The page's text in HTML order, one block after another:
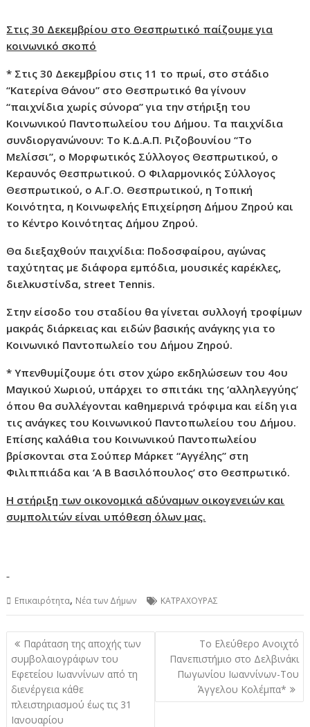
Στις 30 Δεκεμβρίου στο Θεσπρωτικό παίζουμε για
κοινωνικό σκοπό
* Στις 30 Δεκεμβρίου στις 11 το πρωί, στο στάδιο
“Κατερίνα Θάνου” στο Θεσπρωτικό θα γίνουν
“παιχνίδια χωρίς σύνορα” για την στήριξη του
Κοινωνικού Παντοπωλείου του Δήμου. Τα παιχνίδια
συνδιοργανώνουν: Το Κ.Δ.Α.Π. Ριζοβουνίου “Το
Μελίσσι”, ο Μορφωτικός Σύλλογος Θεσπρωτικού, ο
Κεραυνός Θεσπρωτικού. Ο Φιλαρμονικός Σύλλογος
Θεσπρωτικού, ο Α.Γ.Ο. Θεσπρωτικού, η Τοπική
Κοινότητα, η Κοινωφελής Επιχείρηση Δήμου Ζηρού και
το Κέντρο Κοινότητας Δήμου Ζηρού.
Θα διεξαχθούν παιχνίδια: Ποδοσφαίρου, αγώνας
ταχύτητας με διάφορα εμπόδια, μουσικές καρέκλες,
διελκυστίνδα, street Tennis.
Στην είσοδο του σταδίου θα γίνεται συλλογή τροφίμων
μακράς διάρκειας και ειδών βασικής ανάγκης για το
Κοινωνικό Παντοπωλείο του Δήμου Ζηρού.
* Υπενθυμίζουμε ότι στον χώρο εκδηλώσεων του 4ου
Μαγικού Χωριού, υπάρχει το σπιτάκι της ‘αλληλεγγύης’
όπου θα συλλέγονται καθημερινά τρόφιμα και είδη για
τις ανάγκες του Κοινωνικού Παντοπωλείου του Δήμου.
Επίσης καλάθια του Κοινωνικού Παντοπωλείου
βρίσκονται στα Σούπερ Μάρκετ “Αγγέλης” στη
Φιλιππιάδα και ‘Α Β Βασιλόπουλος’ στο Θεσπρωτικό.
Η στήριξη των οικονομικά αδύναμων οικογενειών και
συμπολιτών είναι υπόθεση όλων μας.
Επικαιρότητα, Νέα των Δήμων ΚΑΤΡΑΧΟΥΡΑΣ
Πλοήγηση
άρθρων
Παράταση της αποχής των
συμβολαιογράφων του
Εφετείου Ιωαννίνων από τη
διενέργεια κάθε
πλειστηριασμού έως τις 31
Ιανουαρίου
Το Ελεύθερο Ανοιχτό
Πανεπιστήμιο στο Δελβινάκι
Πωγωνίου Ιωαννίνων-Του
Άγγελου Κολέμπα*